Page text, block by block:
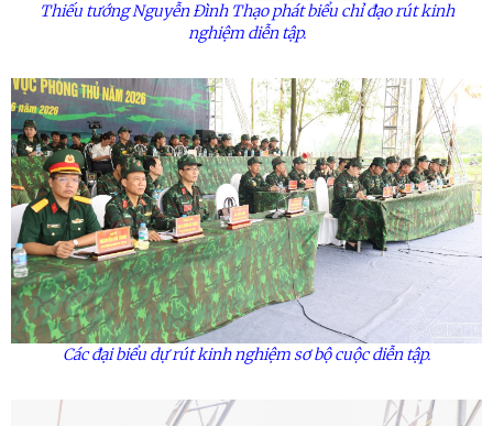
Thiếu tướng Nguyễn Đình Thạo phát biểu chỉ đạo rút kinh
nghiệm diễn tập.
Các đại biểu dự rút kinh nghiệm sơ bộ cuộc diễn tập.